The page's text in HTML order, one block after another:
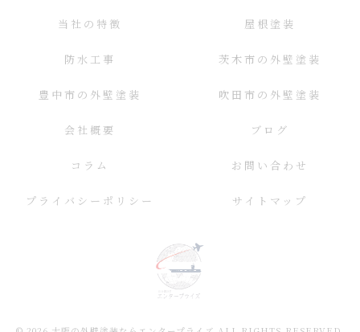
当社の特徴 屋根塗装
防水工事 茨木市の外壁塗装
豊中市の外壁塗装 吹田市の外壁塗装
会社概要 ブログ
コラム お問い合わせ
プライバシーポリシー サイトマップ